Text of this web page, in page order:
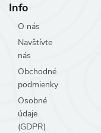
Info
O nás
Navštívte
nás
Obchodné
podmienky
Osobné
údaje
(GDPR)